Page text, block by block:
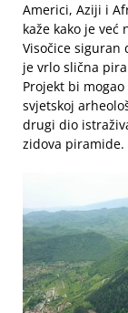
Americi, Aziji i
kaže kako je
Visočice
je vrlo slična
Projekt bi
svjetskoj
drugi dio
zidova piramide.